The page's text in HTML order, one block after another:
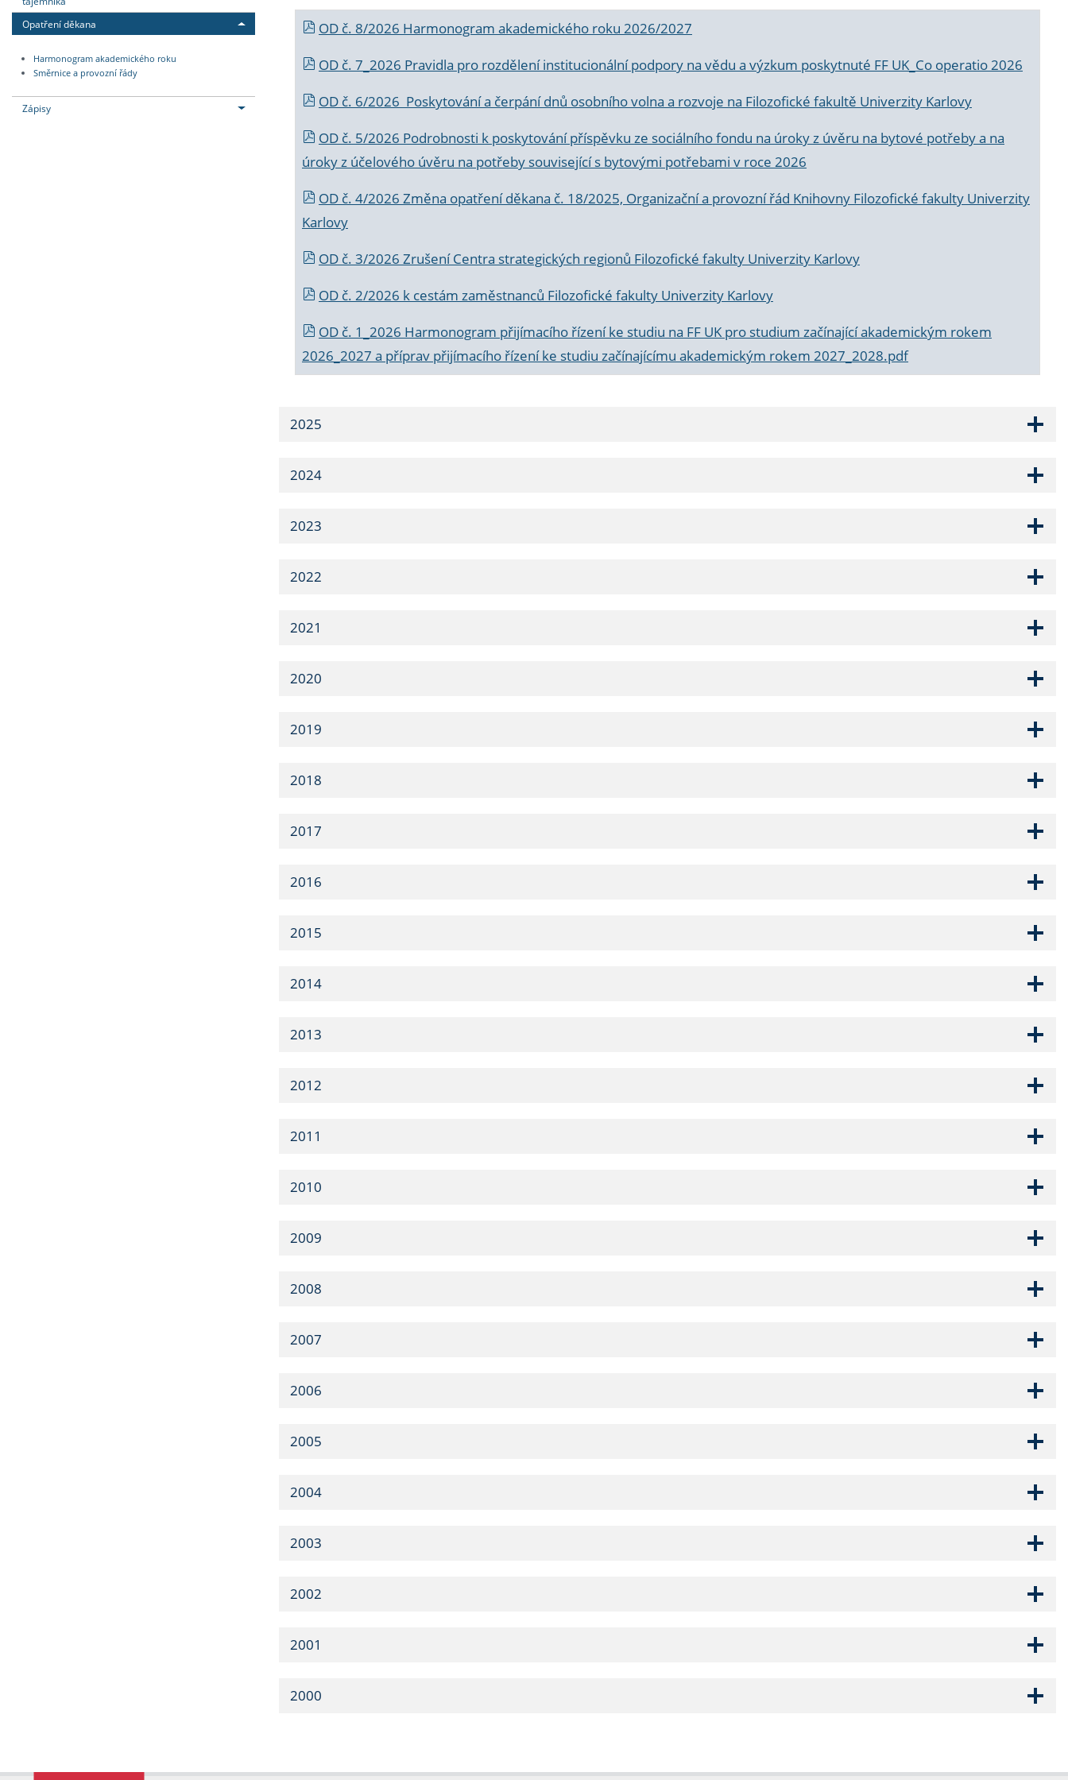
Opatření děkana
Harmonogram akademického roku
Směrnice a provozní řády
Zápisy
OD č. 8/2026 Harmonogram akademického roku 2026/2027
OD č. 7_2026 Pravidla pro rozdělení institucionální podpory na vědu a výzkum poskytnuté FF UK_Co operatio 2026
OD č. 6/2026 Poskytování a čerpání dnů osobního volna a rozvoje na Filozofické fakultě Univerzity Karlovy
OD č. 5/2026 Podrobnosti k poskytování příspěvku ze sociálního fondu na úroky z úvěru na bytové potřeby a na
úroky z účelového úvěru na potřeby související s bytovými potřebami v roce 2026
OD č. 4/2026 Změna opatření děkana č. 18/2025, Organizační a provozní řád Knihovny Filozofické fakulty Univerzity
Karlovy
OD č. 3/2026 Zrušení Centra strategických regionů Filozofické fakulty Univerzity Karlovy
OD č. 2/2026 k cestám zaměstnanců Filozofické fakulty Univerzity Karlovy
OD č. 1_2026 Harmonogram přijímacího řízení ke studiu na FF UK pro studium začínající akademickým rokem
2026_2027 a příprav přijímacího řízení ke studiu začínajícímu akademickým rokem 2027_2028.pdf
2025
2024
2023
2022
2021
2020
2019
2018
2017
2016
2015
2014
2013
2012
2011
2010
2009
2008
2007
2006
2005
2004
2003
2002
2001
2000